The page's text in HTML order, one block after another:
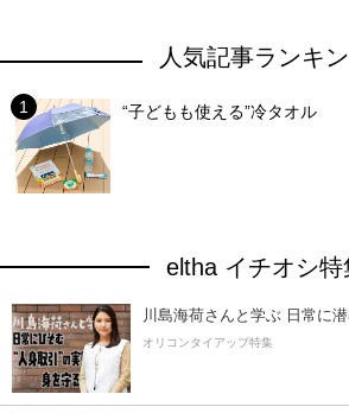
人気記事ランキ
“子どもも使える”冷タオル
eltha イチオシ特
川島海荷さんと学ぶ 日常に
オリコンタイアップ特集